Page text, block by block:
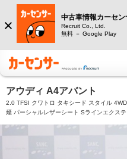
中古車情報カーセン
Recruit Co., Ltd.
無料 － Google Play
アウディ A4アバント
2.0 TFSI クワトロ タキシード スタイル
煙 パーシャルレザーシート Sラインエクス